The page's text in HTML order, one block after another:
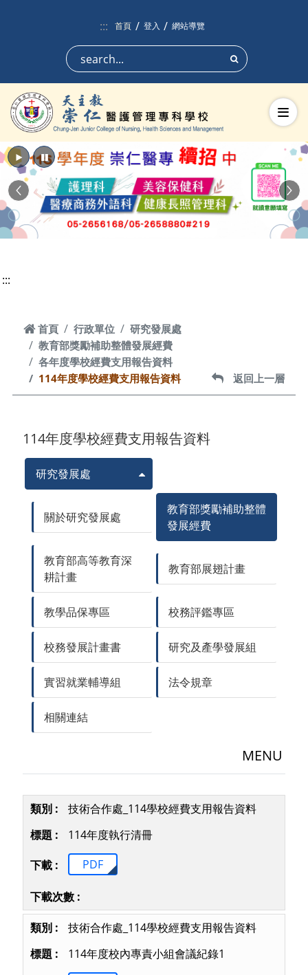
:::
首頁 登入 網站導覽
搜尋
切換
Previous
播放 暫停
:::
首頁
首頁 行政單位
研究發展處
教育部獎勵補助整體發展經費
各年度學校經費支用報告資料
114年度學校經費支用報告資料
返回上一層
返回上一層
114年度學校經費支用報告資料
研究發展處
關於研究發展處
教育部獎勵補助整體
發展經費
教育部高等教育深
耕計畫
教育部展翅計畫
教學品保專區 校務評鑑專區
校務發展計畫書 研究及產學發展組
實習就業輔導組 法令規章
相關連結
MENU
技術合作處_114學校經費支用報告資料
114年度執行清冊
PDF
技術合作處_114學校經費支用報告資料
114年度校內專責小組會議紀錄1